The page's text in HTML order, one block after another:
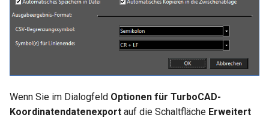
Wenn Sie im Dialogfeld Optionen für TurboCAD-
Koordinatendatenexport auf die Schaltfläche Erweitert